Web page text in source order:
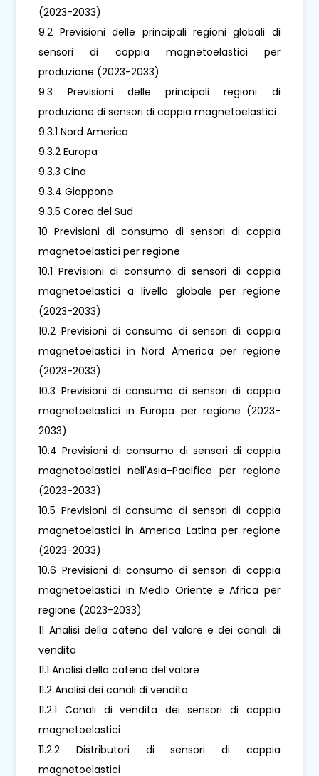
(2023-2033)
9.2 Previsioni delle principali regioni globali di
sensori di coppia magnetoelastici per
produzione (2023-2033)
9.3 Previsioni delle principali regioni di
produzione di sensori di coppia magnetoelastici
9.3.1 Nord America
9.3.2 Europa
9.3.3 Cina
9.3.4 Giappone
9.3.5 Corea del Sud
10 Previsioni di consumo di sensori di coppia
magnetoelastici per regione
10.1 Previsioni di consumo di sensori di coppia
magnetoelastici a livello globale per regione
(2023-2033)
10.2 Previsioni di consumo di sensori di coppia
magnetoelastici in Nord America per regione
(2023-2033)
10.3 Previsioni di consumo di sensori di coppia
magnetoelastici in Europa per regione (2023-
2033)
10.4 Previsioni di consumo di sensori di coppia
magnetoelastici nell'Asia-Pacifico per regione
(2023-2033)
10.5 Previsioni di consumo di sensori di coppia
magnetoelastici in America Latina per regione
(2023-2033)
10.6 Previsioni di consumo di sensori di coppia
magnetoelastici in Medio Oriente e Africa per
regione (2023-2033)
11 Analisi della catena del valore e dei canali di
vendita
11.1 Analisi della catena del valore
11.2 Analisi dei canali di vendita
11.2.1 Canali di vendita dei sensori di coppia
magnetoelastici
11.2.2 Distributori di sensori di coppia
magnetoelastici